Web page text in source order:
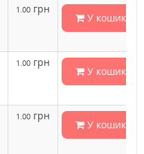
1.00 грн
У кошик
1.00 грн
У кошик
1.00 грн
У кошик